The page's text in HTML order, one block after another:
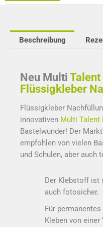
Beschreibung
Neu Multi Talent
Flüssigkleber
Flüssigkleber
innovativen Multi Talent
Bastelwunder! Der
empfohlen von vielen
und Schulen, aber auch
Der Klebstoff ist
auch fotosicher.
Für
Kleben von